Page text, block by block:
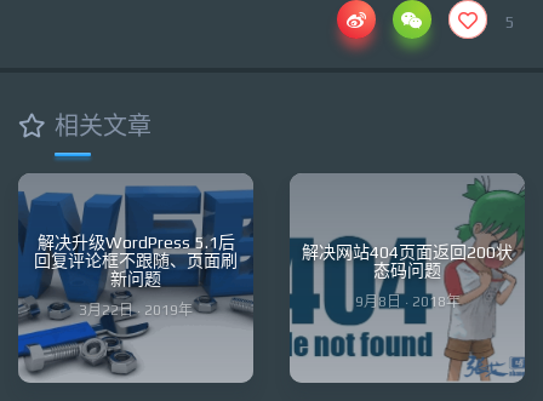
5
相关文章
解决升级WordPress 5.1后
回复评论框不跟随、页面刷
新问题
3月22日 · 2019年
解决网站404页面返回200状
态码问题
9月8日 · 2018年